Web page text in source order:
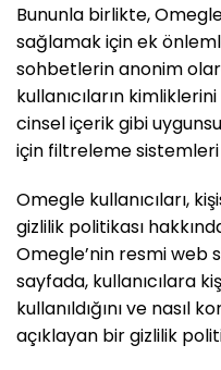
Bununla birlikte, Omegle
sağlamak için ek
sohbetlerin anonim
kullanıcıların
cinsel içerik gibi
için filtreleme
Omegle kullanıcıları,
gizlilik politikası
Omegle’nin resmi web
sayfada, kullanıcılara
kullanıldığını ve nasıl
açıklayan bir gizlilik